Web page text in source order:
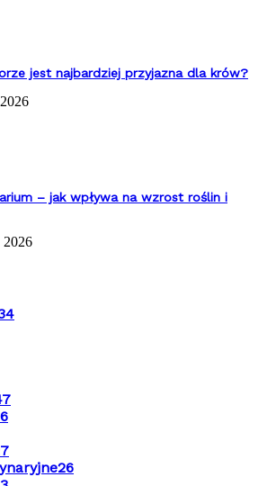
jest najbardziej przyjazna dla krów?
– jak wpływa na wzrost roślin i
2026
26